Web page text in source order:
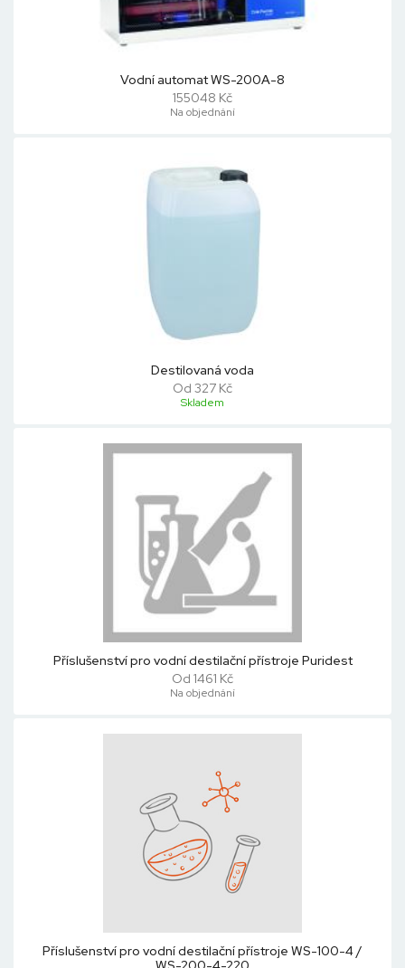
Vodní automat WS-200A-8
155048 Kč
Na objednání
Destilovaná voda
Od 327 Kč
Skladem
Příslušenství pro vodní destilační přístroje Puridest
Od 1461 Kč
Na objednání
Příslušenství pro vodní destilační přístroje WS-100-4 /